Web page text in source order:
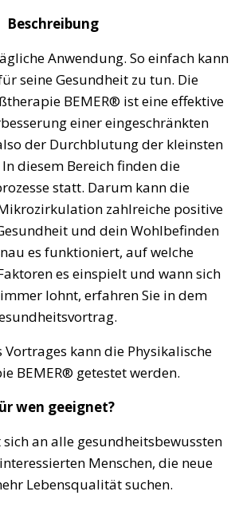
Beschreibung
Anwendung. So einfach kann
seine Gesundheit zu tun. Die
BEMER® ist eine effektive
einer eingeschränkten
der Durchblutung der kleinsten
diesem Bereich finden die
statt. Darum kann die
zahlreiche positive
und dein Wohlbefinden
es funktioniert, auf welche
es einspielt und wann sich
lohnt, erfahren Sie in dem
Vortrages kann die Physikalische
BEMER® getestet werden.
wen geeignet?
an alle gesundheitsbewussten
Menschen, die neue
Lebensqualität suchen.